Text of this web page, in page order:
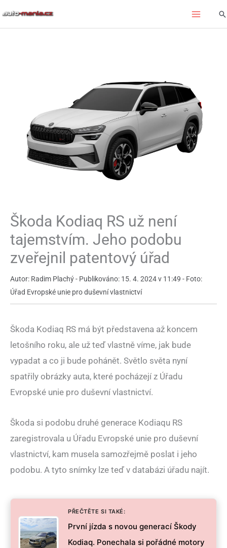
Škoda Kodiaq RS už není
tajemstvím. Jeho podobu
zveřejnil patentový úřad
Autor: Radim Plachý - Publikováno: 15. 4. 2024 v 11:49 - Foto:
Úřad Evropské unie pro duševní vlastnictví
Škoda Kodiaq RS má být představena až koncem
letošního roku, ale už teď vlastně víme, jak bude
vypadat a co ji bude pohánět. Světlo světa nyní
spatřily obrázky auta, které pocházejí z Úřadu
Evropské unie pro duševní vlastnictví.
Škoda si podobu druhé generace Kodiaqu RS
zaregistrovala u Úřadu Evropské unie pro duševní
vlastnictví, kam musela samozřejmě poslat i jeho
podobu. A tyto snímky lze teď v databázi úřadu najít.
PŘEČTĚTE SI TAKÉ:
První jízda s novou generací Škody
Kodiaq. Ponechala si pořádné motory